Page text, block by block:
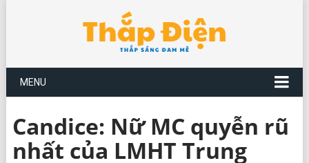
MENU
Candice: Nữ MC quyễn rũ
nhất của LMHT Trung